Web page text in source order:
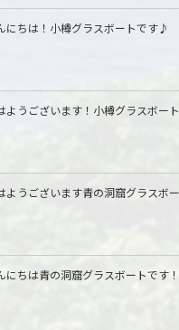
にちは！小樽グラスボートです♪
ようございます！小樽グラスボー
ようございます青の洞窟グラスボ
にちは青の洞窟グラスボートです！